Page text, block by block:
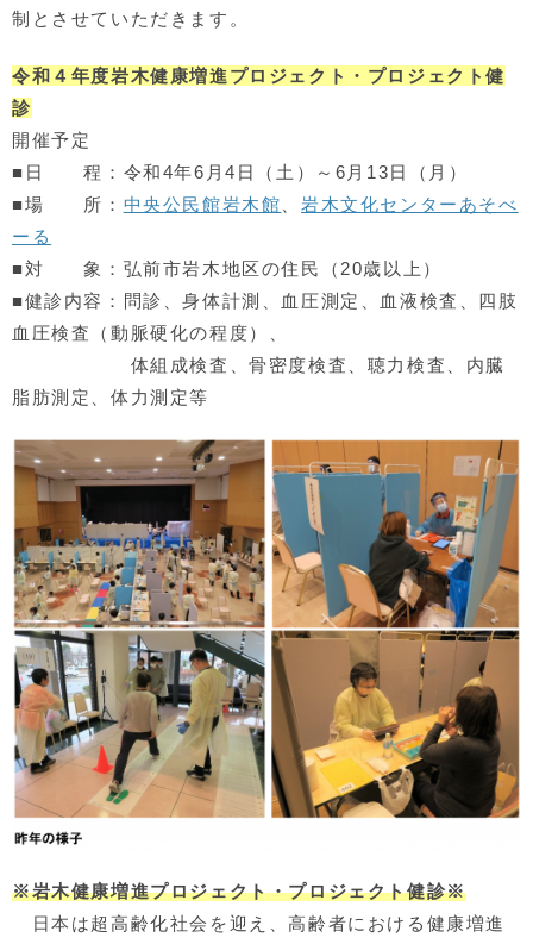
制とさせていただきます。
令和４年度岩木健康増進プロジェクト・プロジェクト健
診
開催予定
■日 程：令和4年6月4日（土）～6月13日（月）
■場 所： 中央公民館岩木館 、岩木文化センターあそべ
ーる
■対 象：弘前市岩木地区の住民（20歳以上）
■健診内容：問診、身体計測、血圧測定、血液検査、四肢
血圧検査（動脈硬化の程度）、
体組成検査、骨密度検査、聴力検査、内臓
脂肪測定、体力測定等
※岩木健康増進プロジェクト・プロジェクト健診※
日本は超高齢化社会を迎え、高齢者における健康増進